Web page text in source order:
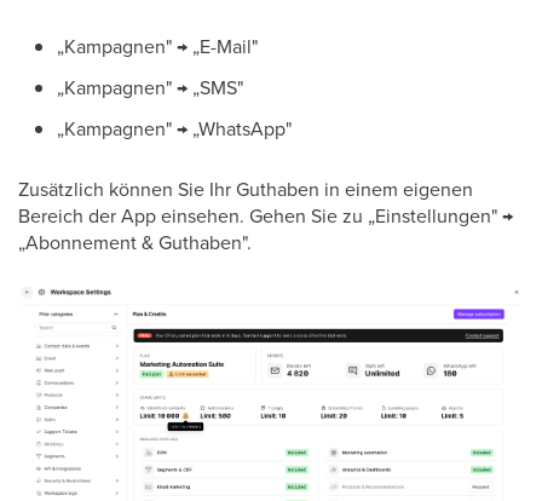
„Kampagnen" → „E-Mail"
„Kampagnen" → „SMS"
„Kampagnen" → „WhatsApp"
Zusätzlich können Sie Ihr Guthaben in einem eigenen
Bereich der App einsehen. Gehen Sie zu „Einstellungen" →
„Abonnement & Guthaben".